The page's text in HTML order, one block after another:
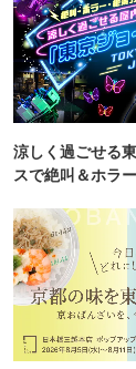
涼しく過ごせる
スで絶叫＆ホラ